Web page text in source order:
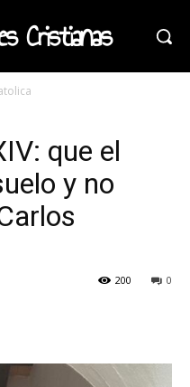
Cristianas
que el
y no
0
200